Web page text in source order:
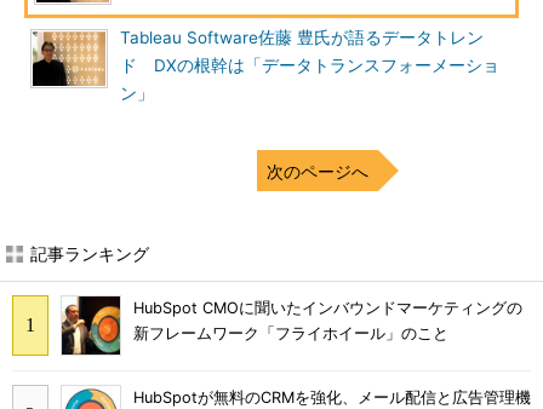
Tableau Software佐藤 豊氏が語るデータトレン
ド DXの根幹は「データトランスフォーメーショ
ン」
次のページへ
記事ランキング
HubSpot CMOに聞いたインバウンドマーケティングの
新フレームワーク「フライホイール」のこと
HubSpotが無料のCRMを強化、メール配信と広告管理機